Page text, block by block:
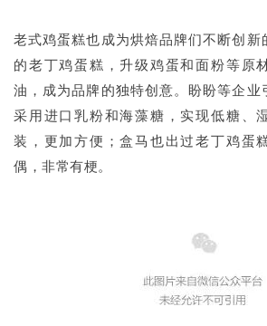
老式鸡蛋糕也成为烘焙品牌们不断创新
的老丁鸡蛋糕，升级鸡蛋和面粉等原
油，成为品牌的独特创意。盼盼等企业
采用进口乳粉和海藻糖，实现低糖、
装，更加方便；盒马也出过老丁鸡蛋
偶，非常有梗。